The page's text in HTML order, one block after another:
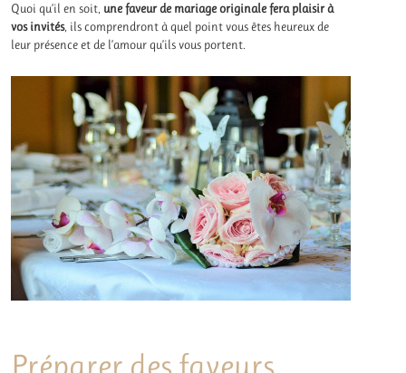
Quoi qu’il en soit, une faveur de mariage originale fera plaisir à
vos invités, ils comprendront à quel point vous êtes heureux de
leur présence et de l’amour qu’ils vous portent.
Préparer des faveurs